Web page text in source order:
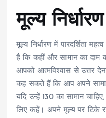
मूल्य
मूल्य निर्धारण में पारदर्शिता
है कि कहीं और सामान का दाम
आपको आत्मविश्वास से उत्तर
कह सकते हैं कि आप अपने
यदि उन्हें 130 का सामान
लिए कहें। अपने मूल्य पर टिके